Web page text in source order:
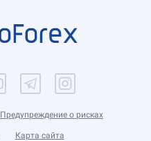
Предупреждение о рисках
Карта сайта